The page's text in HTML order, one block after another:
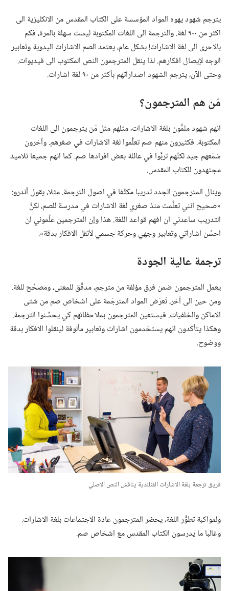
يترجم شهود يهوه المواد المؤسسة على الكتاب المقدس من الانكليزية الى
اكثر من ٩٠٠ لغة.‏ والترجمة الى اللغات المكتوبة ليست سهلة بالمرة،‏ فكم
بالاحرى الى لغة الاشارات!‏ بشكل عام،‏ يعتمد الصم الاشارات اليدوية وتعابير
الوجه لإيصال افكارهم.‏ لذا ينقل المترجمون النص المكتوب الى فيديوات.‏
وحتى الآن،‏ يترجم الشهود اصداراتهم بأكثر من ٩٠ لغة اشارات.‏
مَن هم المترجمون؟‏
انهم شهود ملمُّون بلغة الاشارات،‏ مثلهم مثل مَن يترجمون الى اللغات
المكتوبة.‏ فكثيرون منهم صم تعلَّموا لغة الاشارات في صغرهم.‏ وآخرون
سَمَعهم جيد لكنَّهم تربَّوا في عائلة بعض افرادها صم.‏ كما انهم جميعا تلاميذ
مجتهدون للكتاب المقدس.‏
وينال المترجمون الجدد تدريبا مكثَّفا في اصول الترجمة.‏ مثلا،‏ يقول أندرو:‏
«صحيح انني تعلَّمت منذ صغري لغة الاشارات في مدرسة للصم،‏ لكنَّ
التدريب ساعدني ان افهم قواعد اللغة.‏ هذا وإن المترجمين علَّموني ان
احسِّن اشاراتي وتعابير وجهي وحركة جسمي لأنقل الافكار بدقة».‏
ترجمة عالية الجودة
يعمل المترجمون ضمن فرق مؤلفة من مترجم،‏ مدقِّق للمعنى،‏ ومصحِّح للغة.‏
ومن حين الى آخر،‏ تُعرَض المواد المترجَمة على اشخاص صم من شتى
الاماكن والخلفيات.‏ فيستعين المترجمون بملاحظاتهم كي يحسِّنوا الترجمة.‏
وهكذا يتأكدون انهم يستخدمون اشارات وتعابير مألوفة لينقلوا الافكار بدقة
ووضوح.‏
فريق ترجمة بلغة الاشارات الفنلندية يناقش النص الاصلي
ولمواكبة تطوُّر اللغة،‏ يحضر المترجمون عادة الاجتماعات بلغة الاشارات.‏
وغالبا ما يدرسون الكتاب المقدس مع اشخاص صم.‏